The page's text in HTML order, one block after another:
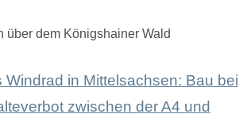
dem Königshainer Wald
Windrad in Mittelsachsen: Bau bei
zwischen der A4 und